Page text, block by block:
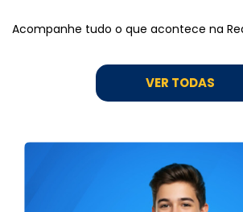
Acompanhe tudo o que acontece na
VER TODAS